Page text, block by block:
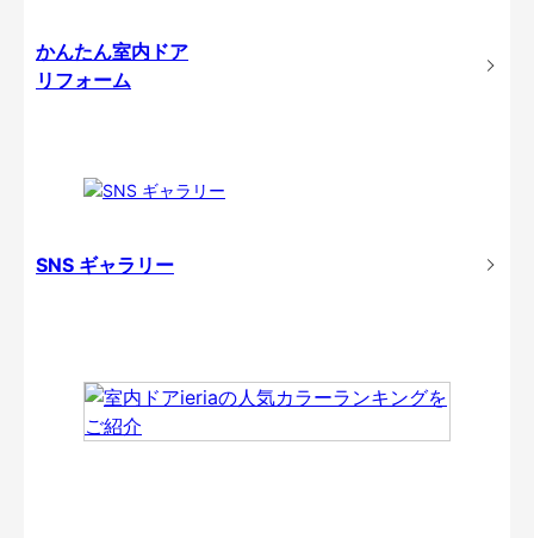
かんたん室内ドア
リフォーム
SNS ギャラリー